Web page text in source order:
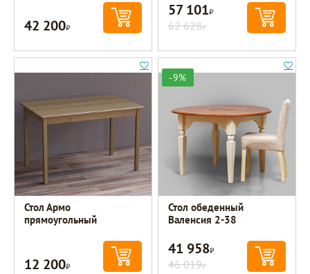
42 200Р
57 101Р
62 628Р
Стол Армо
прямоугольный
12 200Р
-9%
Стол обеденный
Валенсия 2-38
41 958Р
46 019Р